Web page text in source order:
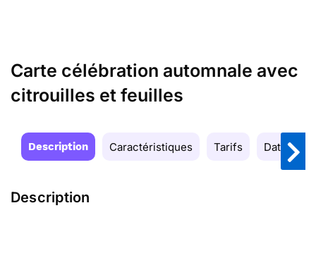
Carte célébration automnale avec
citrouilles et feuilles
Description Caractéristiques Tarifs Date de
Description